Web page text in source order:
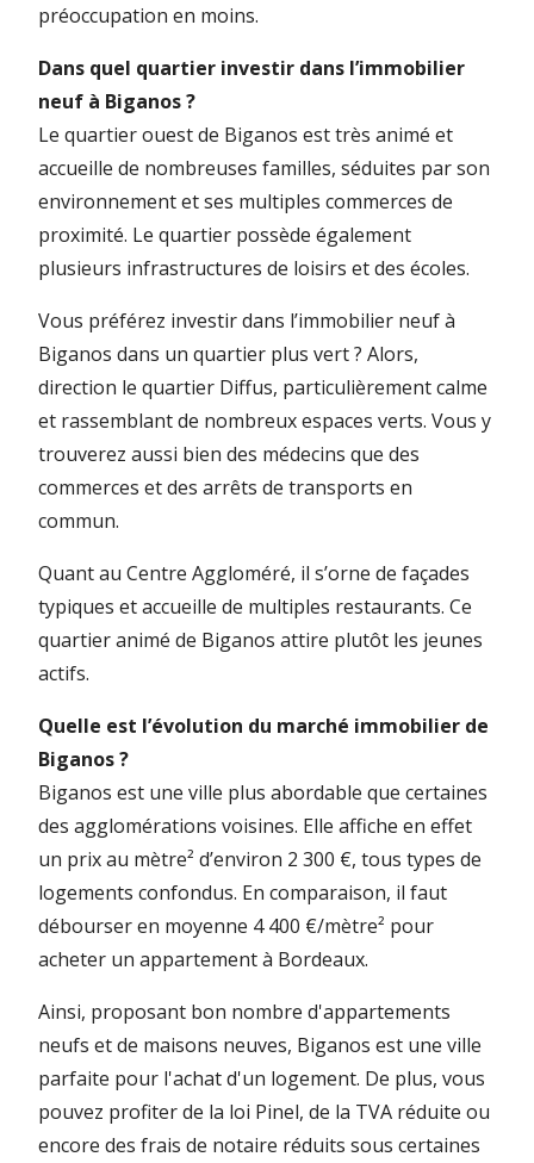
préoccupation en moins.
Dans quel quartier investir dans l’immobilier
neuf à Biganos ?
Le quartier ouest de Biganos est très animé et
accueille de nombreuses familles, séduites par son
environnement et ses multiples commerces de
proximité. Le quartier possède également
plusieurs infrastructures de loisirs et des écoles.
Vous préférez investir dans l’immobilier neuf à
Biganos dans un quartier plus vert ? Alors,
direction le quartier Diffus, particulièrement calme
et rassemblant de nombreux espaces verts. Vous y
trouverez aussi bien des médecins que des
commerces et des arrêts de transports en
commun.
Quant au Centre Aggloméré, il s’orne de façades
typiques et accueille de multiples restaurants. Ce
quartier animé de Biganos attire plutôt les jeunes
actifs.
Quelle est l’évolution du marché immobilier de
Biganos ?
Biganos est une ville plus abordable que certaines
des agglomérations voisines. Elle affiche en effet
un prix au mètre² d’environ 2 300 €, tous types de
logements confondus. En comparaison, il faut
débourser en moyenne 4 400 €/mètre² pour
acheter un appartement à Bordeaux.
Ainsi, proposant bon nombre d'appartements
neufs et de maisons neuves, Biganos est une ville
parfaite pour l'achat d'un logement. De plus, vous
pouvez profiter de la loi Pinel, de la TVA réduite ou
encore des frais de notaire réduits sous certaines